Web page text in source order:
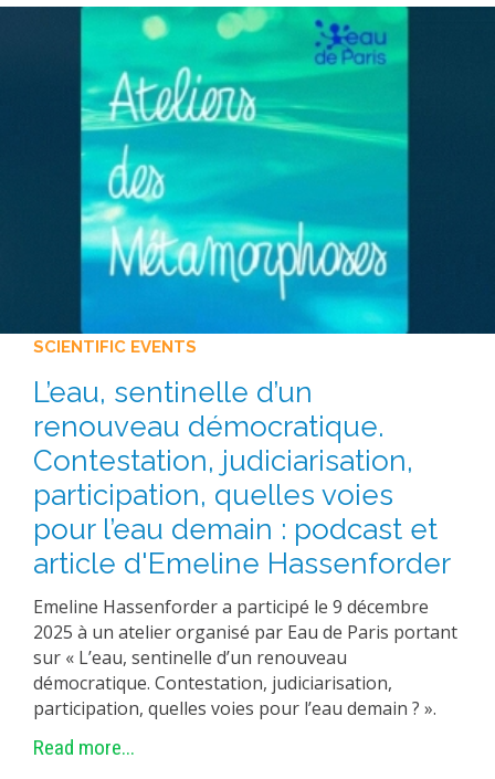
WORKING PAPERS
FOR THE PUBLIC
SCIENTIFIC EVENTS
L’eau, sentinelle d’un
renouveau démocratique.
Contestation, judiciarisation,
participation, quelles voies
pour l’eau demain : podcast et
article d'Emeline Hassenforder
Emeline Hassenforder a participé le 9 décembre
2025 à un atelier organisé par Eau de Paris portant
sur « L’eau, sentinelle d’un renouveau
démocratique. Contestation, judiciarisation,
participation, quelles voies pour l’eau demain ? ».
Read more...